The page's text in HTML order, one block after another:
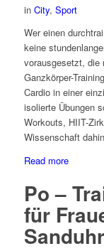
in City, Sport
Wer einen
keine
vorausgesetzt, die
Ganzkörper-
Cardio in einer
isolierte Übungen
Workouts, HIIT-
Wissenschaft
Read more
Po –
für